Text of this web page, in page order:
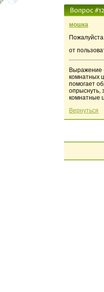
мошка
от
Выражение
комнатных
помогает
опрыснуть,
комнатные
Вернуться